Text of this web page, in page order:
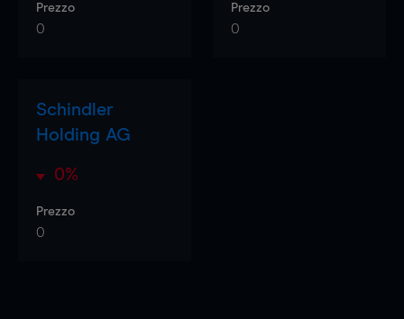
Prezzo
0
Prezzo
0
Schindler
Holding AG
0%
Prezzo
0